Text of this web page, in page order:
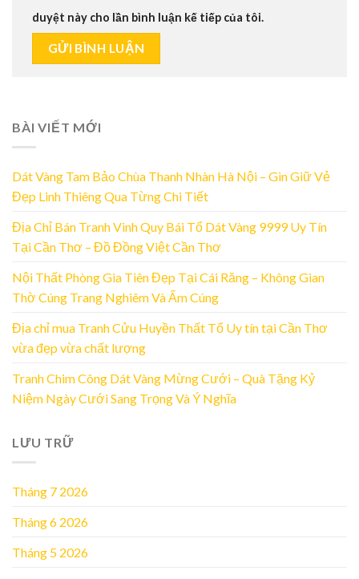
duyệt này cho lần bình luận kế tiếp của tôi.
BÀI VIẾT MỚI
Dát Vàng Tam Bảo Chùa Thanh Nhàn Hà Nội – Gìn Giữ Vẻ
Đẹp Linh Thiêng Qua Từng Chi Tiết
Địa Chỉ Bán Tranh Vinh Quy Bái Tổ Dát Vàng 9999 Uy Tín
Tại Cần Thơ – Đồ Đồng Việt Cần Thơ
Nội Thất Phòng Gia Tiên Đẹp Tại Cái Răng – Không Gian
Thờ Cúng Trang Nghiêm Và Ấm Cúng
Địa chỉ mua Tranh Cửu Huyền Thất Tổ Uy tín tại Cần Thơ
vừa đẹp vừa chất lượng
Tranh Chim Công Dát Vàng Mừng Cưới – Quà Tặng Kỷ
Niệm Ngày Cưới Sang Trọng Và Ý Nghĩa
LƯU TRỮ
Tháng 7 2026
Tháng 6 2026
Tháng 5 2026